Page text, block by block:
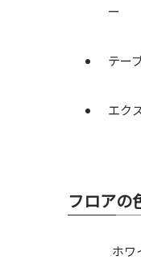
ー
テー
エク
フロアの
ホワ